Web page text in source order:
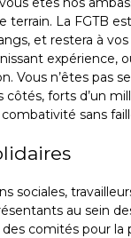
terrain. La FGTB
et restera à
expérience,
Vous n’êtes pas
côtés, forts d’un
sans
sociales,
au sein
des comités pour